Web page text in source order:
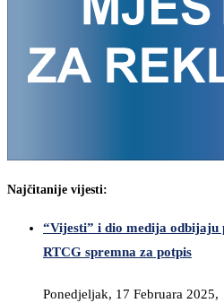
Najčitanije vijesti:
“Vijesti” i dio medija odbijaju
RTCG spremna za potpis
Ponedjeljak, 17 Februara 2025,